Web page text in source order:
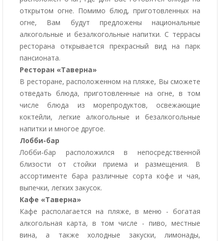
открытом огне. Помимо блюд, приготовленных на
огне, Вам будут предложены национальные
алкогольные и безалкогольные напитки. С террасы
ресторана открывается прекрасный вид на парк
пансионата.
Ресторан «Таверна»
В ресторане, расположенном на пляже, Вы сможете
отведать блюда, приготовленные на огне, в том
числе блюда из морепродуктов, освежающие
коктейли, легкие алкогольные и безалкогольные
напитки и многое другое.
Лобби-бар
Лобби-бар расположился в непосредственной
близости от стойки приема и размещения. В
ассортименте бара различные сорта кофе и чая,
выпечки, легких закусок.
Кафе «Таверна»
Кафе располагается на пляже, в меню - богатая
алкогольная карта, в том числе - пиво, местные
вина, а также холодные закуски, лимонады,